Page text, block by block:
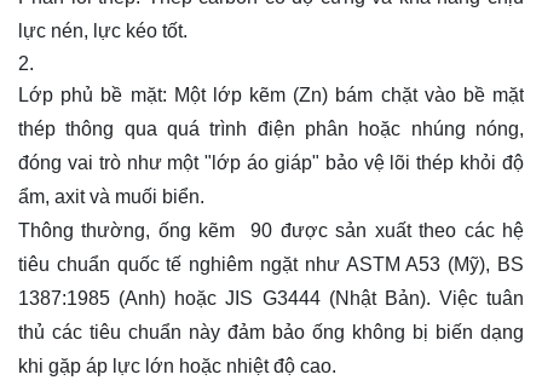
lực nén, lực kéo tốt.
Lớp phủ bề mặt: Một lớp kẽm (Zn) bám chặt vào bề mặt
thép thông qua quá trình điện phân hoặc nhúng nóng,
đóng vai trò như một "lớp áo giáp" bảo vệ lõi thép khỏi độ
ẩm, axit và muối biển.
Thông thường, ống kẽm 90 được sản xuất theo các hệ
tiêu chuẩn quốc tế nghiêm ngặt như ASTM A53 (Mỹ), BS
1387:1985 (Anh) hoặc JIS G3444 (Nhật Bản). Việc tuân
thủ các tiêu chuẩn này đảm bảo ống không bị biến dạng
khi gặp áp lực lớn hoặc nhiệt độ cao.